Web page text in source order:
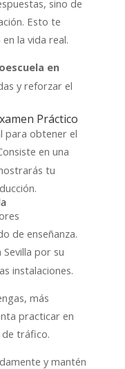
sino de
Esto te
la vida real.
en
y reforzar el
Práctico
para obtener el
en una
tu
de enseñanza.
Sevilla por su
instalaciones.
más
practicar en
tráfico.
y mantén